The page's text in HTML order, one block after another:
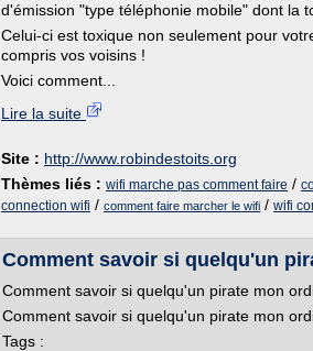
d'émission "type téléphonie mobile" dont la
Celui-ci est toxique non seulement pour
compris vos voisins !
Voici comment...
Lire la suite
Site : http://www.robindestoits.org
Thèmes liés : wifi marche pas comment faire /
connection wifi / comment faire marcher le wifi / wifi
Comment savoir si quelqu'un
Comment savoir si quelqu'un pirate mon
Comment savoir si quelqu'un pirate mon
Tags :